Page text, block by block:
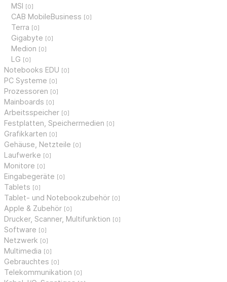
MSI [0]
CAB MobileBusiness [0]
Terra [0]
Gigabyte [0]
Medion [0]
LG [0]
Notebooks EDU [0]
PC Systeme [0]
Prozessoren [0]
Mainboards [0]
Arbeitsspeicher [0]
Festplatten, Speichermedien [0]
Grafikkarten [0]
Gehäuse, Netzteile [0]
Laufwerke [0]
Monitore [0]
Eingabegeräte [0]
Tablets [0]
Tablet- und Notebookzubehör [0]
Apple & Zubehör [0]
Drucker, Scanner, Multifunktion [0]
Software [0]
Netzwerk [0]
Multimedia [0]
Gebrauchtes [0]
Telekommunikation [0]